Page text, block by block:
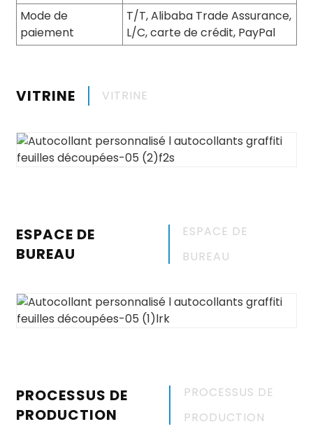
Mode de
paiement
T/T, Alibaba Trade Assurance,
L/C, carte de crédit, PayPal
VITRINE VITRINE
ESPACE DE
BUREAU
ESPACE DE
BUREAU
PROCESSUS DE
PRODUCTION
PROCESSUS DE
PRODUCTION